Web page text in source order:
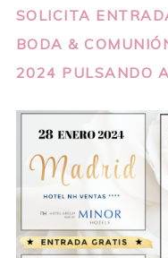
SOLICITA
BODA &
2024 PULSANDO